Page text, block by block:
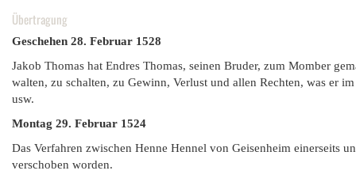
Übertragung
Geschehen 28. Februar 1528
Jakob Thomas hat Endres Thomas, seinen Bruder, zum Momber
walten, zu schalten, zu Gewinn, Verlust und allen Rechten, was er
usw.
Montag 29. Februar 1524
Das Verfahren zwischen Henne Hennel von Geisenheim einerseits
verschoben worden.